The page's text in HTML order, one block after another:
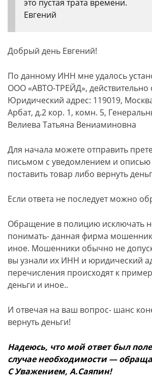
это пустая трата времени.
Евгений
Добрый день Евгений!
По данному ИНН мне удалось
ООО «АВТО-ТРЕЙД», действительно
Юридический адрес: 119019,
Арбат, д.2 кор. 1, комн. 5,
Велиева Татьяна Вениаминовна
Для начала можете отправить
письмом с уведомлением и описью
поставить товар либо вернуть
Если ответа не последует можно
Обращение в полицию исключать
понимать- данная фирма
иное. Мошенники обычно не
вы узнали их ИНН и юридический
перечисления происходят к
деньги и иное..
И отвечая на ваш вопрос- шанс
вернуть деньги!
Надеюсь, что мой ответ был
случае необходимости —
С Уважением, А.Саяпин!